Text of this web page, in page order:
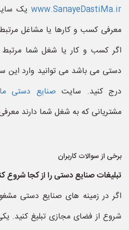
www.SanayeDastiMa.ir یک
معرفی کسب و کارها یا مشاغل
اگر کسب و کار یا شغل شما مرتبط
دستی می باشد می توانید وارد این
درج کنید. سایت صنایع دستی ما
مشتریانی که به شغل شما دارند
برخی از سوالات کاربران
تبلیغات صنایع دستی را از کجا شروع
اگر در زمینه های صنایع دستی
شروع از فضای مجازی تبلیغ کنید.